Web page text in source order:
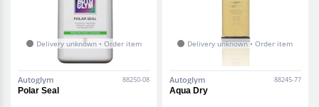
Delivery unknown • Order item
Autoglym 88250-08
Polar Seal
Delivery unknown • Order item
Autoglym 88245-77
Aqua Dry